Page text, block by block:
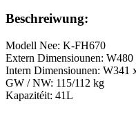
Beschreiwung:
Modell Nee: K-FH670
Extern Dimensiounen:
Intern Dimensiounen: W341
GW / NW: 115/112 kg
Kapazitéit: 41L